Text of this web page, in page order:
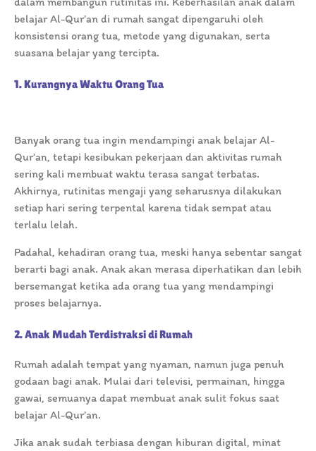
belajar Al-Qur’an di rumah sangat dipengaruhi oleh
konsistensi orang tua, metode yang digunakan, serta
suasana belajar yang tercipta.
1. Kurangnya Waktu Orang Tua
Banyak orang tua ingin mendampingi anak belajar Al-
Qur’an, tetapi kesibukan pekerjaan dan aktivitas rumah
sering kali membuat waktu terasa sangat terbatas.
Akhirnya, rutinitas mengaji yang seharusnya dilakukan
setiap hari sering terpental karena tidak sempat atau
terlalu lelah.
Padahal, kehadiran orang tua, meski hanya sebentar sangat
berarti bagi anak. Anak akan merasa diperhatikan dan lebih
bersemangat ketika ada orang tua yang mendampingi
proses belajarnya.
2. Anak Mudah Terdistraksi di Rumah
Rumah adalah tempat yang nyaman, namun juga penuh
godaan bagi anak. Mulai dari televisi, permainan, hingga
gawai, semuanya dapat membuat anak sulit fokus saat
belajar Al-Qur’an.
Jika anak sudah terbiasa dengan hiburan digital, minat